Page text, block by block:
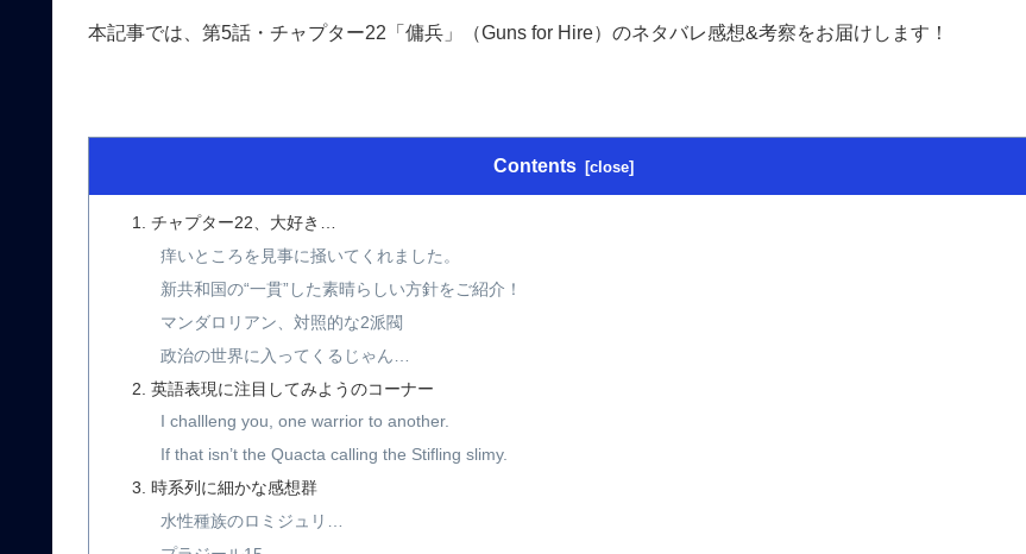
本記事では、第5話・チャプター22「傭兵」（Guns for Hire）のネタバレ感想&考察をお届けします！
Contents
チャプター22、大好き…
痒いところを見事に掻いてくれました。
新共和国の“一貫”した素晴らしい方針をご紹介！
マンダロリアン、対照的な2派閥
政治の世界に入ってくるじゃん…
英語表現に注目してみようのコーナー
I challleng you, one warrior to another.
If that isn’t the Quacta calling the Stifling slimy.
時系列に細かな感想群
水性種族のロミジュリ…